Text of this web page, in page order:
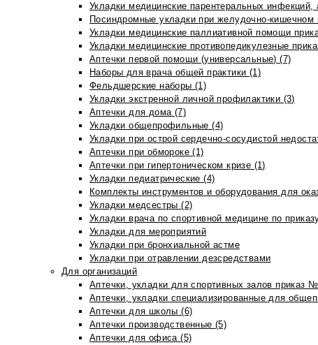
Укладки медицинские парентеральных
Посиндромные укладки при желудочно-кишечном
Укладки медицинские паллиативной помощи
Укладки медицинские противопедикулезные
Аптечки первой помощи (универсальные) (7)
Наборы для врача общей практики (1)
Фельдшерские наборы (1)
Укладки экстренной личной профилактики (3)
Аптечки для дома (7)
Укладки общепрофильные (4)
Укладки при острой сердечно-сосудистой
Аптечки при обмороке (1)
Аптечки при гипертоническом кризе (1)
Укладки педиатрические (4)
Комплекты инструментов и оборудования для
Укладки медсестры (2)
Укладки врача по спортивной медицине по
Укладки для мероприятий
Укладки при бронхиальной астме
Укладки при отравлении дезсредствами
Для организаций
Аптечки, укладки для спортивных залов приказ
Аптечки, укладки специализированные для
Аптечки для школы (6)
Аптечки производственные (5)
Аптечки для офиса (5)